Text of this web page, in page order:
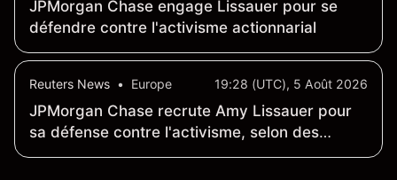
JPMorgan Chase engage Lissauer pour se
défendre contre l'activisme actionnarial
Reuters News • Europe 19:28 (UTC), 5 Août 2026
JPMorgan Chase recrute Amy Lissauer pour
sa défense contre l'activisme, selon des
sources